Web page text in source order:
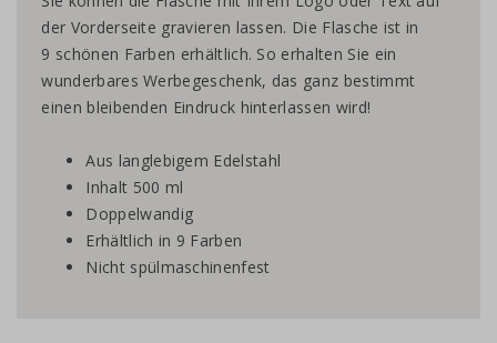
der Vorderseite gravieren lassen. Die Flasche ist in
9 schönen Farben erhältlich. So erhalten Sie ein
wunderbares Werbegeschenk, das ganz bestimmt
einen bleibenden Eindruck hinterlassen wird!
Aus langlebigem Edelstahl
Inhalt 500 ml
Doppelwandig
Erhältlich in 9 Farben
Nicht spülmaschinenfest